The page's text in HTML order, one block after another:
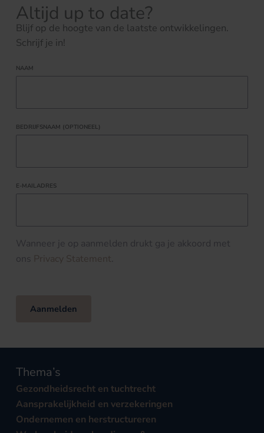
Altijd up to date?
Blijf op de hoogte van de laatste ontwikkelingen.
Schrijf je in!
NAAM
BEDRIJFSNAAM (OPTIONEEL)
E-MAILADRES
Wanneer je op aanmelden drukt ga je akkoord met
ons Privacy Statement.
Aanmelden
Thema’s
Gezondheidsrecht en tuchtrecht
Aansprakelijkheid en verzekeringen
Ondernemen en herstructureren